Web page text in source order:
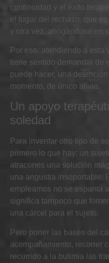
continuidad y el éxito
el lugar del rechazo, que
y otra vez, ahogándose en
Por eso, atendiendo a esta
tiene sentido demandar de
puede hacer, una
momento, de único alivio.
Un apoyo
soledad
Para inventar otro tipo de
primero lo que hay: un
atracones una solución
una angustia insoportable.
empleamos no se espanta
significa tampoco que
una cárcel para el sujeto.
Pero poner las bases del
acompañamiento, recorrer
recurrido a la bulimia las